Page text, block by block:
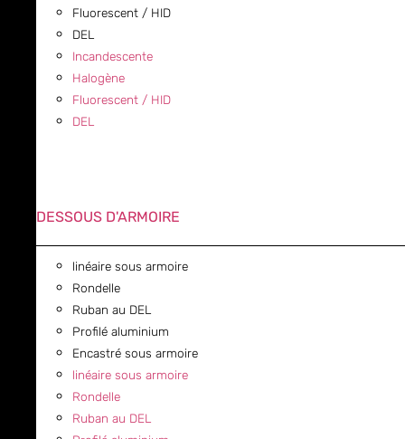
Fluorescent / HID
DEL
Incandescente
Halogène
Fluorescent / HID
DEL
DESSOUS D'ARMOIRE
linéaire sous armoire
Rondelle
Ruban au DEL
Profilé aluminium
Encastré sous armoire
linéaire sous armoire
Rondelle
Ruban au DEL